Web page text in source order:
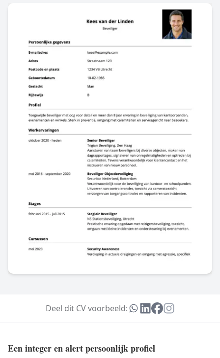
Deel dit CV voorbeeld:
Een integer en alert persoonlijk profiel